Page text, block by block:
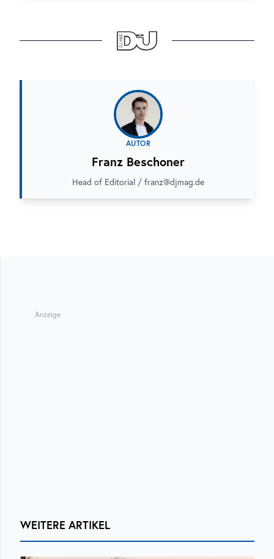
AUTOR
Franz Beschoner
Head of Editorial / franz@djmag.de
Anzeige
WEITERE ARTIKEL